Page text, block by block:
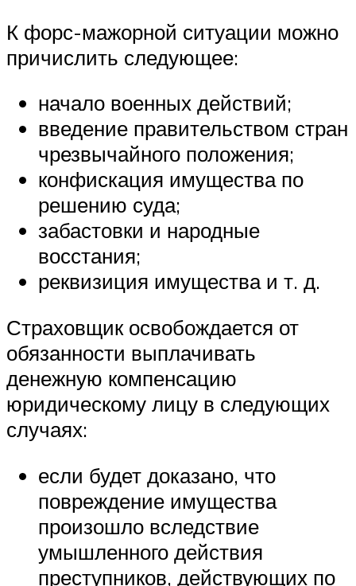
К форс-мажорной ситуации можно
причислить следующее:
начало военных действий;
введение правительством стран
чрезвычайного положения;
конфискация имущества по
решению суда;
забастовки и народные
восстания;
реквизиция имущества и т. д.
Страховщик освобождается от
обязанности выплачивать
денежную компенсацию
юридическому лицу в следующих
случаях:
если будет доказано, что
повреждение имущества
произошло вследствие
умышленного действия
преступников, действующих по